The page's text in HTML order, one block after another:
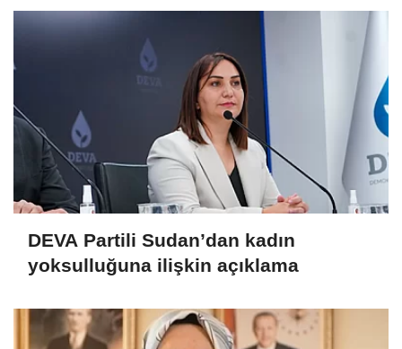
DEVA Partili Sudan’dan kadın
yoksulluğuna ilişkin açıklama